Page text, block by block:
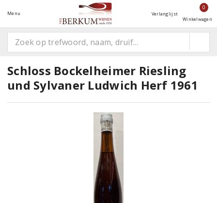
Menu Verlanglijst
0
Winkelwagen
Schloss Bockelheimer Riesling
und Sylvaner Ludwich Herf 1961